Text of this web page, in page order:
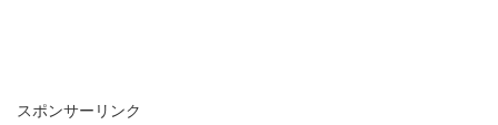
スポンサーリンク